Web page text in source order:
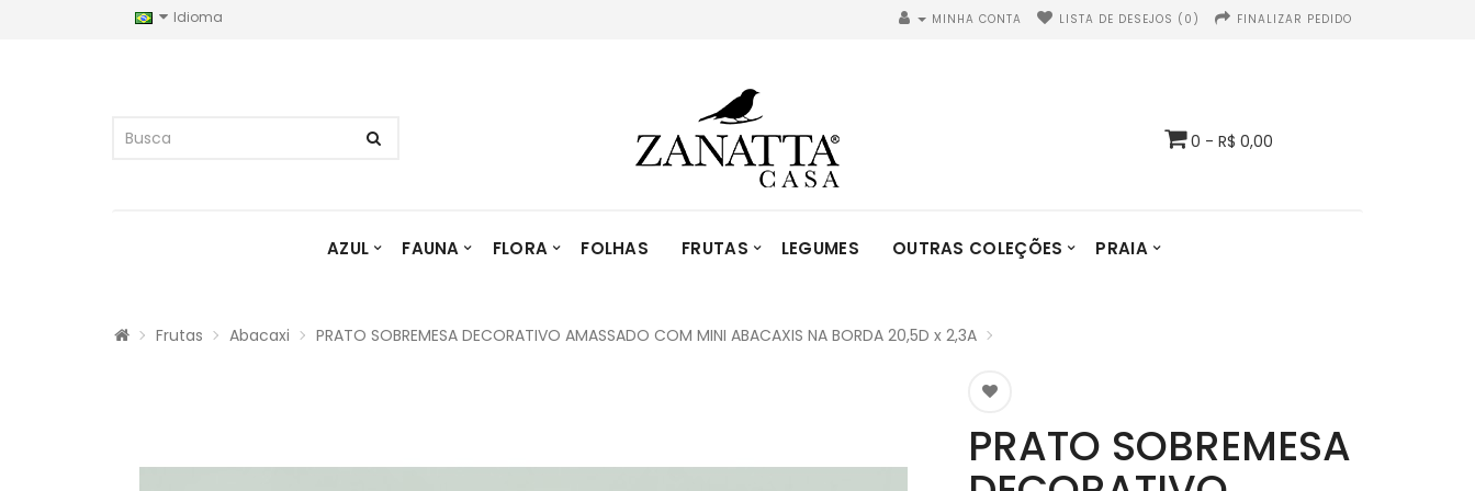
Idioma MINHA CONTA LISTA DE DESEJOS (0) FINALIZAR PEDIDO
0 - R$ 0,00
AZUL FAUNA FLORA FOLHAS FRUTAS LEGUMES OUTRAS COLEÇÕES PRAIA
Frutas Abacaxi PRATO SOBREMESA DECORATIVO AMASSADO COM MINI ABACAXIS NA BORDA 20,5D x 2,3A
PRATO SOBREMESA